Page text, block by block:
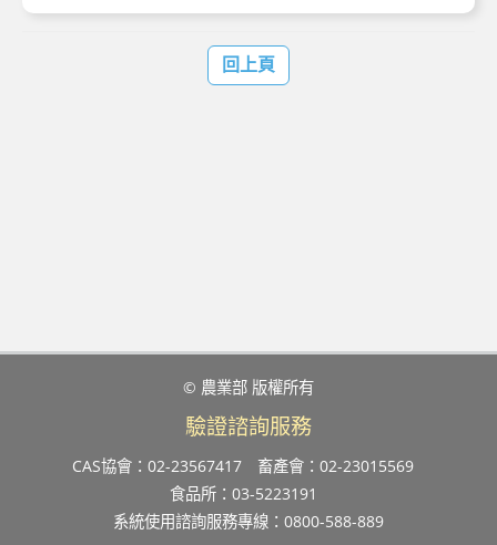
回上頁
© 農業部 版權所有
驗證諮詢服務
CAS協會：02-23567417
畜產會：02-23015569
食品所：03-5223191
系統使用諮詢服務專線：0800-588-889